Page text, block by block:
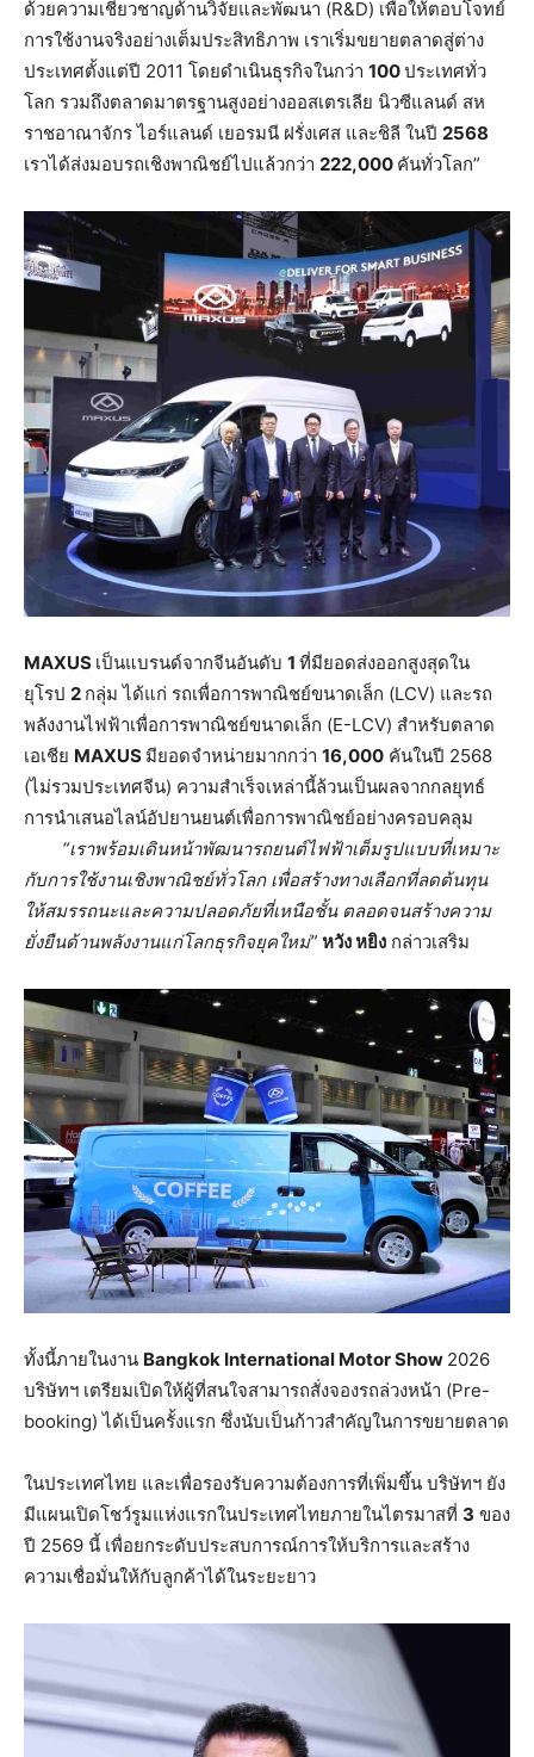
ด้วยความเชี่ยวชาญด้านวิจัยและพัฒนา (R&D) เพื่อให้ตอบโจทย์
การใช้งานจริงอย่างเต็มประสิทธิภาพ เราเริ่มขยายตลาดสู่ต่าง
ประเทศตั้งแต่ปี 2011 โดยดำเนินธุรกิจในกว่า 100ประเทศทั่ว
โลก รวมถึงตลาดมาตรฐานสูงอย่างออสเตรเลีย นิวซีแลนด์ สห
ราชอาณาจักร ไอร์แลนด์ เยอรมนี ฝรั่งเศส และชิลี ในปี 2568
เราได้ส่งมอบรถเชิงพาณิชย์ไปแล้วกว่า 222,000 คันทั่วโลก”
MAXUS เป็นแบรนด์จากจีนอันดับ 1 ที่มียอดส่งออกสูงสุดใน
ยุโรป 2 กลุ่ม ได้แก่ รถเพื่อการพาณิชย์ขนาดเล็ก (LCV) และรถ
พลังงานไฟฟ้าเพื่อการพาณิชย์ขนาดเล็ก (E-LCV) สำหรับตลาด
เอเชีย MAXUS มียอดจำหน่ายมากกว่า 16,000 คันในปี 2568
(ไม่รวมประเทศจีน) ความสำเร็จเหล่านี้ล้วนเป็นผลจากกลยุทธ์
การนำเสนอไลน์อัปยานยนต์เพื่อการพาณิชย์อย่างครอบคลุม
“เราพร้อมเดินหน้าพัฒนารถยนต์ไฟฟ้าเต็มรูปแบบที่เหมาะ
กับการใช้งานเชิงพาณิชย์ทั่วโลก เพื่อสร้างทางเลือกที่ลดต้นทุน
ให้สมรรถนะและความปลอดภัยที่เหนือชั้น ตลอดจนสร้างความ
ยั่งยืนด้านพลังงานแก่โลกธุรกิจยุคใหม่” หวัง หยิง กล่าวเสริม
ทั้งนี้ภายในงาน Bangkok International Motor Show 2026
บริษัทฯ เตรียมเปิดให้ผู้ที่สนใจสามารถสั่งจองรถล่วงหน้า (Pre-
booking) ได้เป็นครั้งแรก ซึ่งนับเป็นก้าวสำคัญในการขยายตลาด
ในประเทศไทย และเพื่อรองรับความต้องการที่เพิ่มขึ้น บริษัทฯ ยัง
มีแผนเปิดโชว์รูมแห่งแรกในประเทศไทยภายในไตรมาสที่ 3 ของ
ปี 2569 นี้ เพื่อยกระดับประสบการณ์การให้บริการและสร้าง
ความเชื่อมั่นให้กับลูกค้าได้ในระยะยาว